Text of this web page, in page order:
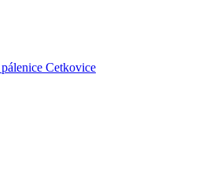
Cetkovice